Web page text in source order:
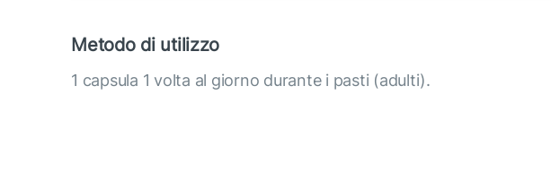
Metodo di utilizzo
1 capsula 1 volta al giorno durante i pasti (adulti).